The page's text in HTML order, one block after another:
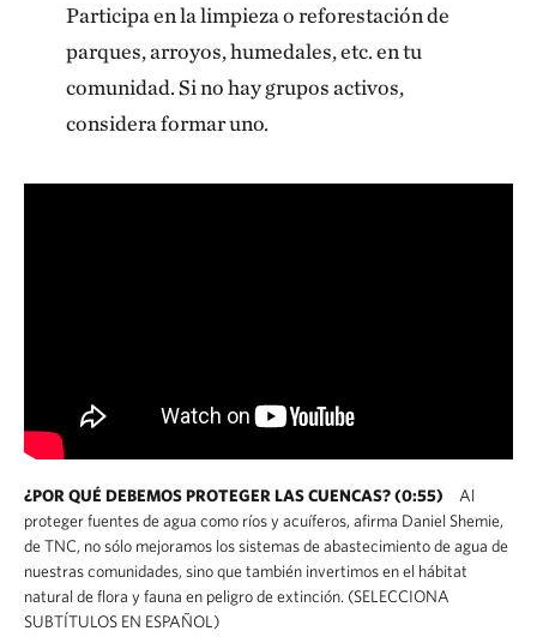
Participa en la limpieza o reforestación de
parques, arroyos, humedales, etc. en tu
comunidad. Si no hay grupos activos,
considera formar uno.
¿POR QUÉ DEBEMOS PROTEGER LAS CUENCAS? (0:55)
Al
proteger fuentes de agua como ríos y acuíferos, afirma Daniel Shemie,
de TNC, no sólo mejoramos los sistemas de abastecimiento de agua de
nuestras comunidades, sino que también invertimos en el hábitat
natural de flora y fauna en peligro de extinción. (SELECCIONA
SUBTÍTULOS EN ESPAÑOL)